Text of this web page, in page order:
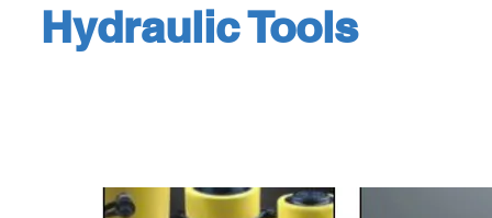
Hydraulic Tools